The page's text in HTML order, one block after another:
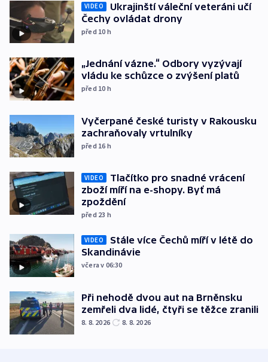
VIDEO
Ukrajinští váleční veteráni učí
Čechy ovládat drony
před 10 h
„Jednání vázne.“ Odbory vyzývají
vládu ke schůzce o zvýšení platů
před 10 h
Vyčerpané české turisty v Rakousku
zachraňovaly vrtulníky
před 16 h
VIDEO
Tlačítko pro snadné vrácení
zboží míří na e-shopy. Byť má
zpoždění
před 23 h
VIDEO
Stále více Čechů míří v létě do
Skandinávie
včera v 06:30
Při nehodě dvou aut na Brněnsku
zemřeli dva lidé, čtyři se těžce zranili
8. 8. 2026 8. 8. 2026